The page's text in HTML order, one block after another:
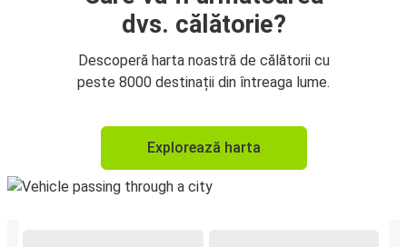
dvs. călătorie?
Descoperă harta noastră de călătorii cu
peste 8000 destinații din întreaga lume.
Explorează harta